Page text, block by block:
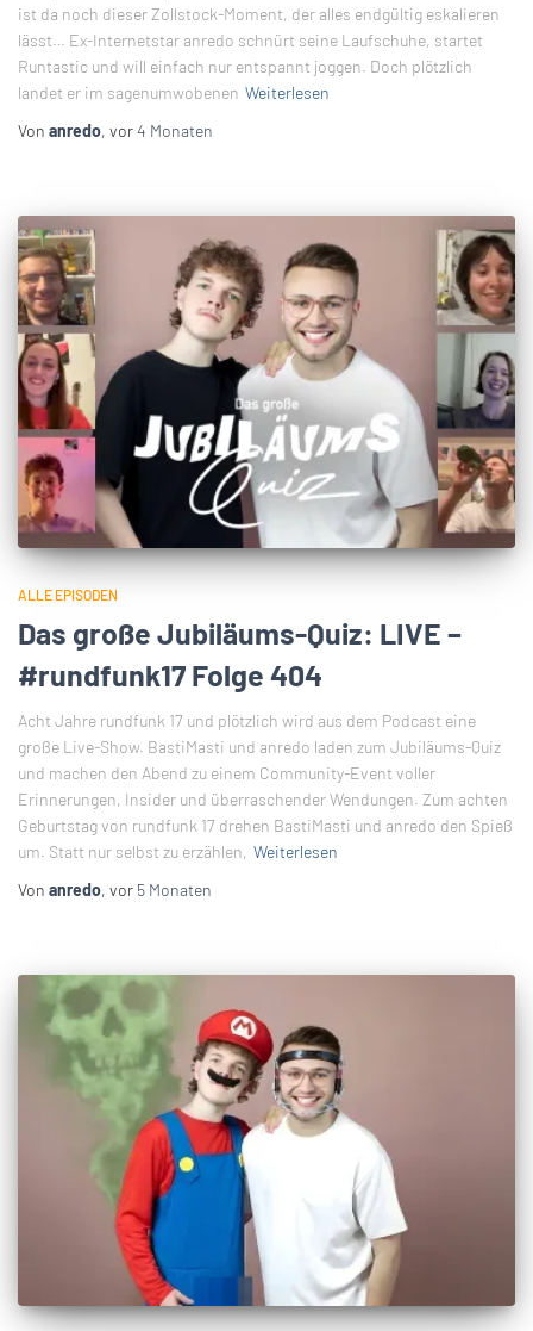
ist da noch dieser Zollstock-Moment, der alles endgültig eskalieren
lässt… Ex-Internetstar anredo schnürt seine Laufschuhe, startet
Runtastic und will einfach nur entspannt joggen. Doch plötzlich
landet er im sagenumwobenen Weiterlesen
Von anredo, vor4 Monaten
ALLE EPISODEN
Das große Jubiläums-Quiz: LIVE –
#rundfunk17 Folge 404
Acht Jahre rundfunk 17 und plötzlich wird aus dem Podcast eine
große Live-Show. BastiMasti und anredo laden zum Jubiläums-Quiz
und machen den Abend zu einem Community-Event voller
Erinnerungen, Insider und überraschender Wendungen. Zum achten
Geburtstag von rundfunk 17 drehen BastiMasti und anredo den Spieß
um. Statt nur selbst zu erzählen, Weiterlesen
Von anredo, vor 5 Monaten